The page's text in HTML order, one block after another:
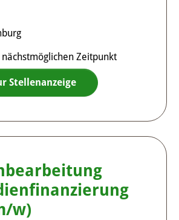
Zeitpunkt
Stellenanzeige
w)